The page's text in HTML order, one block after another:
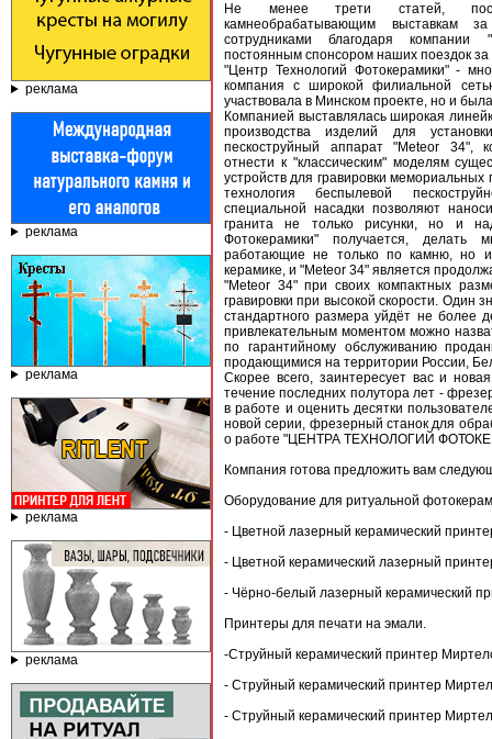
реклама
реклама
реклама
реклама
реклама
Не менее трети статей,
камнеобрабатывающим выставкам
сотрудниками благодаря компании
постоянным спонсором наших поездок
"Центр Технологий Фотокерамики" -
компания с широкой филиальной
участвовала в Минском проекте, но и
Компанией выставлялась широкая
производства изделий для
пескоструйный аппарат "Meteor 34",
отнести к "классическим" моделям
устройств для гравировки
технология беспылевой
специальной насадки позволяют
гранита не только рисунки, но и
Фотокерамики" получается, делать
работающие не только по камню, но
керамике, и "Meteor 34" является
"Meteor 34" при своих компактных
гравировки при высокой скорости. Один
стандартного размера уйдёт не более
привлекательным моментом можно
по гарантийному обслуживанию
продающимися на территории России,
Скорее всего, заинтересует вас и
течение последних полутора лет -
в работе и оценить десятки
новой серии, фрезерный станок для
о работе "ЦЕНТРА ТЕХНОЛОГИЙ
Компания готова предложить вам
Оборудование для ритуальной
- Цветной лазерный керамический
- Цветной керамический лазерный
- Чёрно-белый лазерный керамический
Принтеры для печати на эмали.
-Струйный керамический принтер
- Струйный керамический принтер
- Струйный керамический принтер